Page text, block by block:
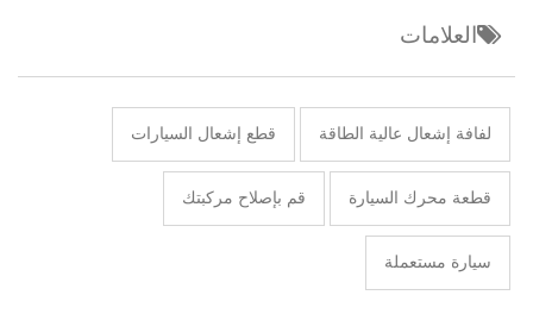
العلامات
لفافة إشعال عالية الطاقة قطع إشعال السيارات
قطعة محرك السيارة قم بإصلاح مركبتك
سيارة مستعملة